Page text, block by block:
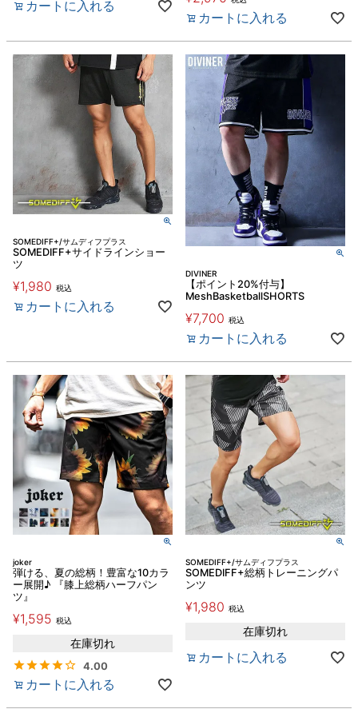
カートに入れる
カートに入れる
SOMEDIFF+/サムディフプラス
SOMEDIFF+サイドラインショー
ツ
¥1,980 税込
カートに入れる
DIVINER
【ポイント20%付与】
MeshBasketballSHORTS
¥7,700 税込
カートに入れる
joker
弾ける、夏の総柄！豊富な10カラ
ー展開♪ 『膝上総柄ハーフパン
ツ』
¥1,595 税込
在庫切れ
4.00
カートに入れる
SOMEDIFF+/サムディフプラス
SOMEDIFF+総柄トレーニングパ
ンツ
¥1,980 税込
在庫切れ
カートに入れる